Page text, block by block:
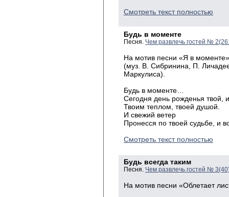
Смотреть текст полностью
Будь в моменте
Песня. Чем развлечь гостей №
На мотив песни «Я в моменте»
(муз. В. Сибринина, П.
Маркулиса).
Будь в моменте…
Сегодня день рожденья твой,
Твоим теплом, твоей душой.
И свежий ветер
Пронесся по твоей судьбе, и
Смотреть текст полностью
Будь всегда таким
Песня. Чем развлечь гостей №
На мотив песни «Облетает